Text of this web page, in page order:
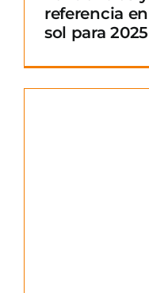
referencia
sol para 2025